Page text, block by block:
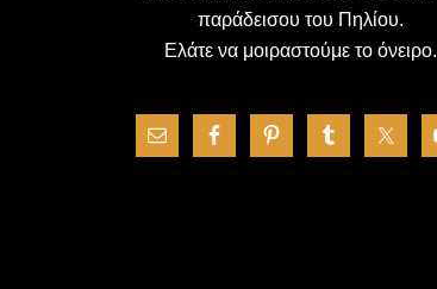
παράδεισου του Πηλίου.
Ελάτε να μοιραστούμε το όνειρο.